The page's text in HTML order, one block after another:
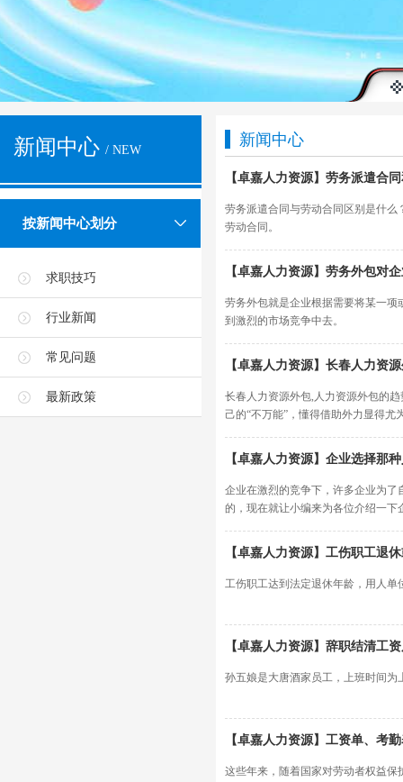
新闻中心 / NEW
按新闻中心划分
求职技巧
行业新闻
常见问题
最新政策
新闻中心
【卓嘉人力资源】劳务派遣合
劳务派遣合同与劳动合同区别是什
劳动合同。
【卓嘉人力资源】劳务外包对
劳务外包就是企业根据需要将某一
到激烈的市场竞争中去。
【卓嘉人力资源】长春人力资
长春人力资源外包,人力资源外包的
己的“不万能”，懂得借助外力显得尤
【卓嘉人力资源】企业选择那
企业在激烈的竞争下，许多企业为
的，现在就让小编来为各位介绍一
【卓嘉人力资源】工伤职工退
工伤职工达到法定退休年龄，用人
【卓嘉人力资源】辞职结清工
孙五娘是大唐酒家员工，上班时间为
【卓嘉人力资源】工资单、考
这些年来，随着国家对劳动者权益